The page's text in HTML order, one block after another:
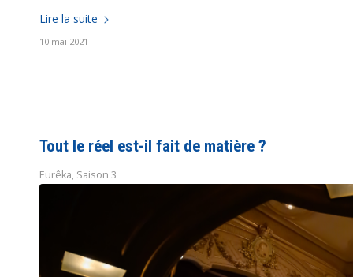
Lire la suite
10 mai 2021
Tout le réel est-il fait de matière ?
Eurêka, Saison 3